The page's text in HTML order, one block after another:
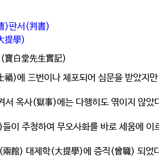
)판서(判書)
提學)
寶白堂先生實記)
禍)에 三번이나 체포되어 심문을 받았지
서 옥사(獄事)에는 다행히도 엮이지 않았
이 주청하여 무오사화를 바로 세움에 이
館) 대제학(大提學)에 증직(曾職) 되었